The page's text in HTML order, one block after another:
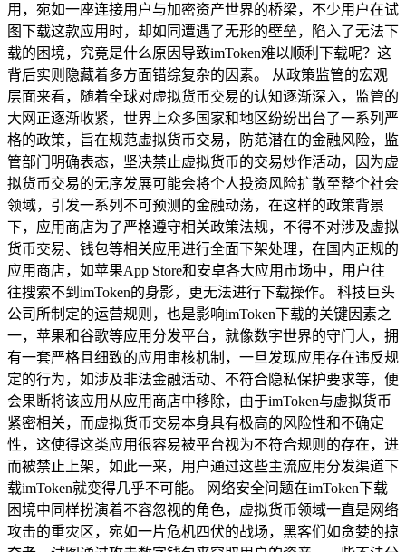
用，宛如一座连接用户与加密资产世界的桥梁，不少用户在试
图下载这款应用时，却如同遭遇了无形的壁垒，陷入了无法下
载的困境，究竟是什么原因导致imToken难以顺利下载呢？这
背后实则隐藏着多方面错综复杂的因素。 从政策监管的宏观
层面来看，随着全球对虚拟货币交易的认知逐渐深入，监管的
大网正逐渐收紧，世界上众多国家和地区纷纷出台了一系列严
格的政策，旨在规范虚拟货币交易，防范潜在的金融风险，监
管部门明确表态，坚决禁止虚拟货币的交易炒作活动，因为虚
拟货币交易的无序发展可能会将个人投资风险扩散至整个社会
领域，引发一系列不可预测的金融动荡，在这样的政策背景
下，应用商店为了严格遵守相关政策法规，不得不对涉及虚拟
货币交易、钱包等相关应用进行全面下架处理，在国内正规的
应用商店，如苹果App Store和安卓各大应用市场中，用户往
往搜索不到imToken的身影，更无法进行下载操作。 科技巨头
公司所制定的运营规则，也是影响imToken下载的关键因素之
一，苹果和谷歌等应用分发平台，就像数字世界的守门人，拥
有一套严格且细致的应用审核机制，一旦发现应用存在违反规
定的行为，如涉及非法金融活动、不符合隐私保护要求等，便
会果断将该应用从应用商店中移除，由于imToken与虚拟货币
紧密相关，而虚拟货币交易本身具有极高的风险性和不确定
性，这使得这类应用很容易被平台视为不符合规则的存在，进
而被禁止上架，如此一来，用户通过这些主流应用分发渠道下
载imToken就变得几乎不可能。 网络安全问题在imToken下载
困境中同样扮演着不容忽视的角色，虚拟货币领域一直是网络
攻击的重灾区，宛如一片危机四伏的战场，黑客们如贪婪的掠